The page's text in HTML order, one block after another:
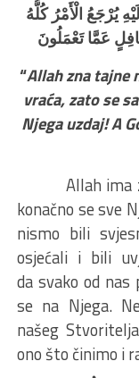
يُرْجَعُ الْأَمْرُ كُلُّهُ
عَمَّا تَعْمَلُونَ
“Allah zna tajne
vraća, zato se
Njega uzdaj! A
Allah ima
konačno se sve
nismo bili
osjećali i bili
da svako od nas
se na Njega.
našeg
ono što činimo i